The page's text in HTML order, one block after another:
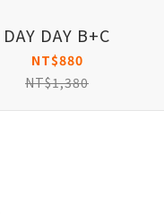
DAY DAY B+C
NT$880
NT$1,380